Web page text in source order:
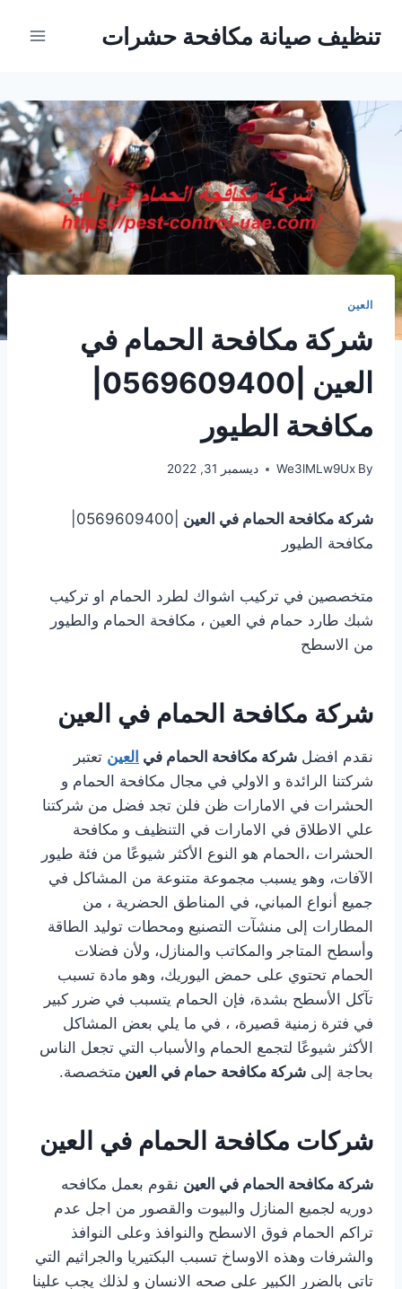
تنظيف صيانة مكافحة حشرات
العين
شركة مكافحة الحمام في
مكافحة الطيور
By
We3lMLw9Ux ديسمبر 31, 2022
شركة مكافحة الحمام في العين
مكافحة الطيور
متخصصين في تركيب اشواك لطرد الحمام او تركيب
شبك طارد حمام في العين ، مكافحة الحمام والطيور
من الاسطح
شركة مكافحة الحمام في العين
نقدم افضل شركة مكافحة الحمام في العين تعتبر
شركتنا الرائدة و الاولي في مجال مكافحة الحمام و
الحشرات في الامارات ظن فلن تجد فضل من شركتنا
علي الاطلاق في الامارات في التنظيف و مكافحة
الحشرات ،الحمام هو النوع الأكثر شيوعًا من فئة طيور
الآفات، وهو يسبب مجموعة متنوعة من المشاكل في
جميع أنواع المباني، في المناطق الحضرية ، من
المطارات إلى منشآت التصنيع ومحطات توليد الطاقة
وأسطح المتاجر والمكاتب والمنازل، ولأن فضلات
الحمام تحتوي على حمض اليوريك، وهو مادة تسبب
تآكل الأسطح بشدة، فإن الحمام يتسبب في ضرر كبير
في فترة زمنية قصيرة، ، في ما يلي بعض المشاكل
الأكثر شيوعًا لتجمع الحمام والأسباب التي تجعل الناس
بحاجة إلى شركة مكافحة حمام في العين متخصصة.
شركات مكافحة الحمام في العين
شركة مكافحة الحمام في العين نقوم بعمل مكافحه
دوريه لجميع المنازل والبيوت والقصور من اجل عدم
تراكم الحمام فوق الاسطح والنوافذ وعلى النوافذ
والشرفات وهذه الاوساخ تسبب البكتيريا والجراثيم التي
تاتي بالضرر الكبير على صحه الانسان و لذلك يجب علينا